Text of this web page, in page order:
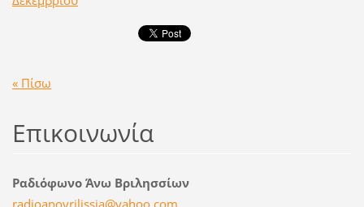
« Πίσω
Επικοινωνία
Ραδιόφωνο Άνω Βριλησσίων